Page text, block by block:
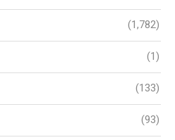
(1,782)
(1)
(133)
(93)